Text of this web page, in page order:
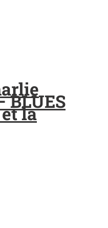
la